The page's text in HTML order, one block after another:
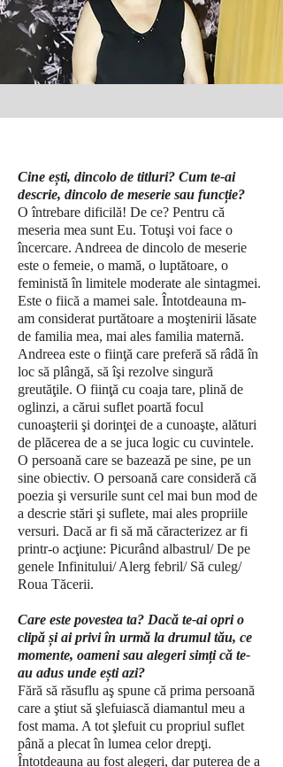
Cine ești, dincolo de titluri? Cum te-ai
descrie, dincolo de meserie sau funcție?
O întrebare dificilă! De ce? Pentru că
meseria mea sunt Eu. Totuşi voi face o
încercare. Andreea de dincolo de meserie
este o femeie, o mamă, o luptătoare, o
feministă în limitele moderate ale sintagmei.
Este o fiică a mamei sale. Întotdeauna m-
am considerat purtătoare a moştenirii lăsate
de familia mea, mai ales familia maternă.
Andreea este o fiinţă care preferă să râdă în
loc să plângă, să îşi rezolve singură
greutăţile. O fiinţă cu coaja tare, plină de
oglinzi, a cărui suflet poartă focul
cunoaşterii şi dorinţei de a cunoaşte, alături
de plăcerea de a se juca logic cu cuvintele.
O persoană care se bazează pe sine, pe un
sine obiectiv. O persoană care consideră că
poezia şi versurile sunt cel mai bun mod de
a descrie stări şi suflete, mai ales propriile
versuri. Dacă ar fi să mă căracterizez ar fi
printr-o acţiune: Picurând albastrul/ De pe
genele Infinitului/ Alerg febril/ Să culeg/
Roua Tăcerii.
Care este povestea ta? Dacă te-ai opri o
clipă și ai privi în urmă la drumul tău, ce
momente, oameni sau alegeri simți că te-
au adus unde ești azi?
Fără să răsuflu aş spune că prima persoană
care a ştiut să şlefuiască diamantul meu a
fost mama. A tot şlefuit cu propriul suflet
până a plecat în lumea celor drepţi.
Întotdeauna au fost alegeri, dar puterea de a